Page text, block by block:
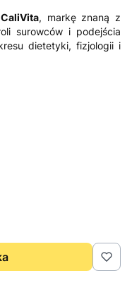
CaliVita, markę znaną z
surowców i podejścia
dietetyki, fizjologii i